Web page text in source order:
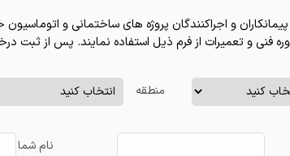
و اجراکنندگان پروژه های ساختمانی و
فنی و تعمیرات از فرم ذیل استفاده نمایند. پس از ثبت
منطقه
نام شما